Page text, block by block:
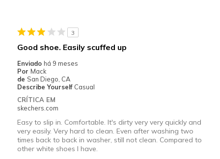
Going Out
Travel
Width
Feels true to width
Sizing
Feels true to size
3
Good shoe. Easily scuffed up
Enviado há 9 meses
Por Mack
de San Diego, CA
Describe Yourself Casual
CRÍTICA EM
skechers.com
Easy to slip in. Comfortable. It's dirty very very quickly and
very easily. Very hard to clean. Even after washing two
times back to back in washer, still not clean. Compared to
other white shoes I have.